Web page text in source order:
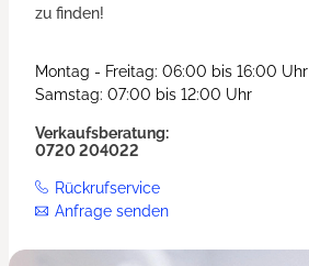
zu finden!
Montag - Freitag: 06:00 bis 16:00 Uhr
Samstag: 07:00 bis 12:00 Uhr
Verkaufsberatung:
0720 204022
Rückrufservice
Anfrage senden